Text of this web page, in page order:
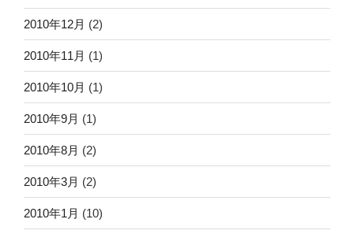
2010年12月 (2)
2010年11月 (1)
2010年10月 (1)
2010年9月 (1)
2010年8月 (2)
2010年3月 (2)
2010年1月 (10)